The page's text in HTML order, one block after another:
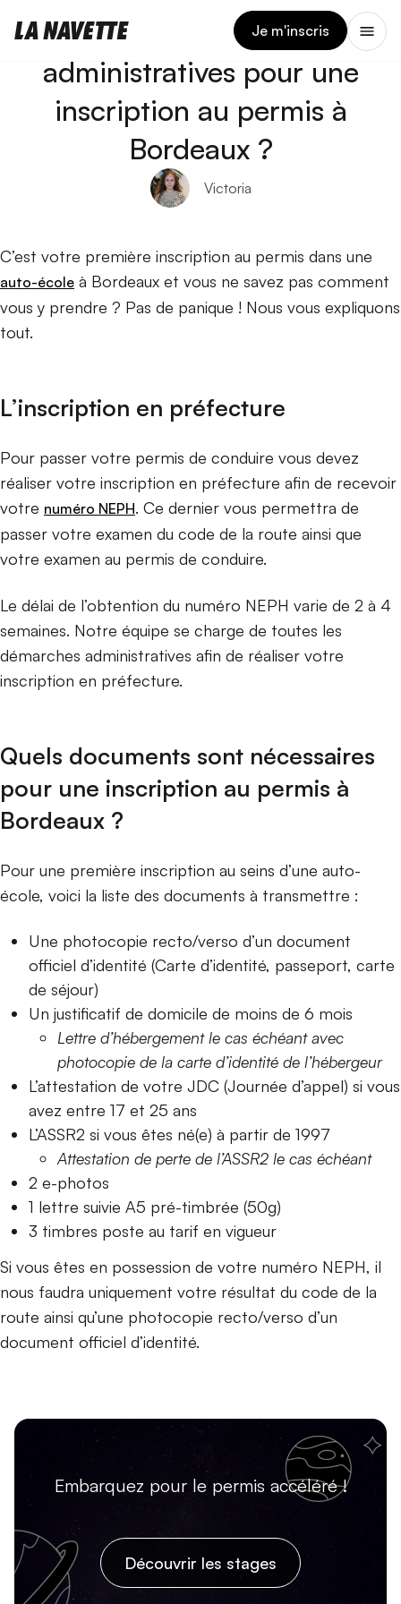
Je m'inscris
Quelles sont les démarches
administratives pour une
inscription au permis à
Bordeaux ?
Victoria
C’est votre première inscription au permis dans une
auto-école à Bordeaux et vous ne savez pas comment
vous y prendre ? Pas de panique ! Nous vous expliquons
tout.
L’inscription en préfecture
Pour passer votre permis de conduire vous devez
réaliser votre inscription en préfecture afin de recevoir
votre numéro NEPH. Ce dernier vous permettra de
passer votre examen du code de la route ainsi que
votre examen au permis de conduire.
Le délai de l’obtention du numéro NEPH varie de 2 à 4
semaines. Notre équipe se charge de toutes les
démarches administratives afin de réaliser votre
inscription en préfecture.
Quels documents sont nécessaires
pour une inscription au permis à
Bordeaux ?
Pour une première inscription au seins d’une auto-
école, voici la liste des documents à transmettre :
Une photocopie recto/verso d’un document
officiel d’identité (Carte d’identité, passeport, carte
de séjour)
Un justificatif de domicile de moins de 6 mois
Lettre d’hébergement le cas échéant avec
photocopie de la carte d’identité de l’hébergeur
L’attestation de votre JDC (Journée d’appel) si vous
avez entre 17 et 25 ans
L’ASSR2 si vous êtes né(e) à partir de 1997
Attestation de perte de l’ASSR2 le cas échéant
2 e-photos
1 lettre suivie A5 pré-timbrée (50g)
3 timbres poste au tarif en vigueur
Si vous êtes en possession de votre numéro NEPH, il
nous faudra uniquement votre résultat du code de la
route ainsi qu’une photocopie recto/verso d’un
document officiel d’identité.
Embarquez pour le permis accéléré !
Découvrir les stages